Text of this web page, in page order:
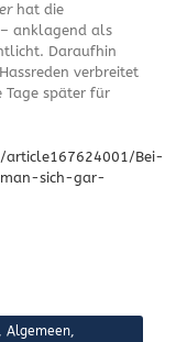
hat die
anklagend als
Daraufhin
verbreitet
Tage später für
Bei-
sich-gar-
, Algemeen,